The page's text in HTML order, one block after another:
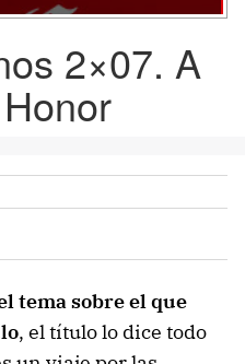
2×07. A
tema sobre el que
, el título lo dice todo